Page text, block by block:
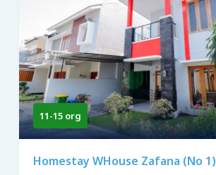
11-15 org
Homestay WHouse Zafana (No 1)